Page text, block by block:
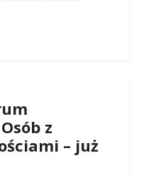
z
– już